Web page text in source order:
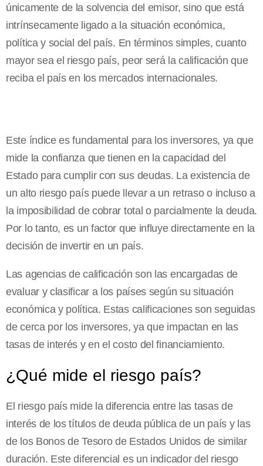
únicamente de la solvencia del emisor, sino que está
intrínsecamente ligado a la situación económica,
política y social del país. En términos simples, cuanto
mayor sea el riesgo país, peor será la calificación que
reciba el país en los mercados internacionales.
Este índice es fundamental para los inversores, ya que
mide la confianza que tienen en la capacidad del
Estado para cumplir con sus deudas. La existencia de
un alto riesgo país puede llevar a un retraso o incluso a
la imposibilidad de cobrar total o parcialmente la deuda.
Por lo tanto, es un factor que influye directamente en la
decisión de invertir en un país.
Las agencias de calificación son las encargadas de
evaluar y clasificar a los países según su situación
económica y política. Estas calificaciones son seguidas
de cerca por los inversores, ya que impactan en las
tasas de interés y en el costo del financiamiento.
¿Qué mide el riesgo país?
El riesgo país mide la diferencia entre las tasas de
interés de los títulos de deuda pública de un país y las
de los Bonos de Tesoro de Estados Unidos de similar
duración. Este diferencial es un indicador del riesgo